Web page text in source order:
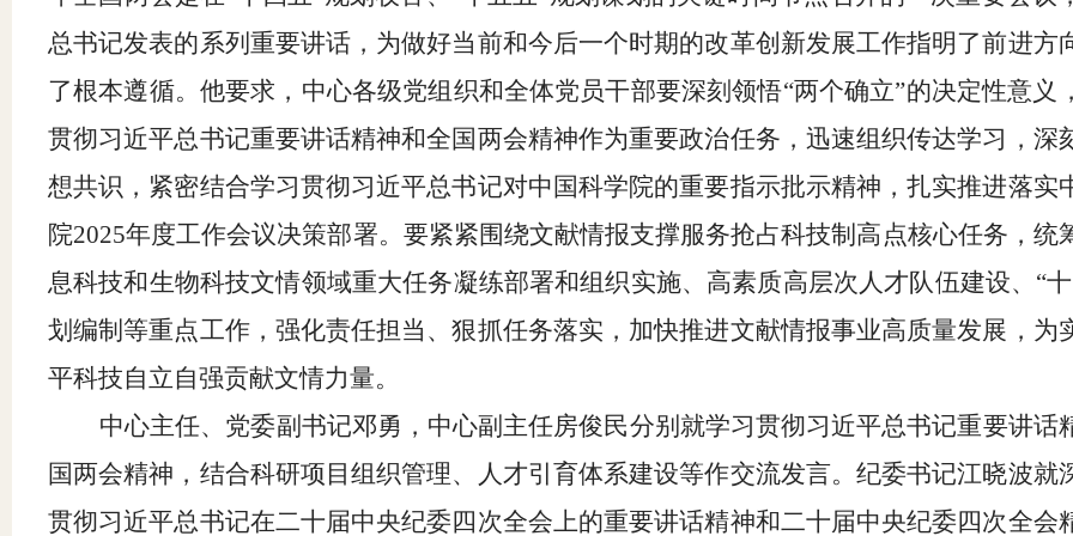
总书记发表的系列重要讲话，为做好当前和今后一个时期的改革创新发展工作指明了前进方
了根本遵循。他要求，中心各级党组织和全体党员干部要深刻领悟“两个确立”的决定性意义
贯彻习近平总书记重要讲话精神和全国两会精神作为重要政治任务，迅速组织传达学习，深
想共识，紧密结合学习贯彻习近平总书记对中国科学院的重要指示批示精神，扎实推进落实
院2025年度工作会议决策部署。要紧紧围绕文献情报支撑服务抢占科技制高点核心任务，统
息科技和生物科技文情领域重大任务凝练部署和组织实施、高素质高层次人才队伍建设、“
划编制等重点工作，强化责任担当、狠抓任务落实，加快推进文献情报事业高质量发展，为
平科技自立自强贡献文情力量。
中心主任、党委副书记邓勇，中心副主任房俊民分别就学习贯彻习近平总书记重要讲话
国两会精神，结合科研项目组织管理、人才引育体系建设等作交流发言。纪委书记江晓波就
贯彻习近平总书记在二十届中央纪委四次全会上的重要讲话精神和二十届中央纪委四次全会